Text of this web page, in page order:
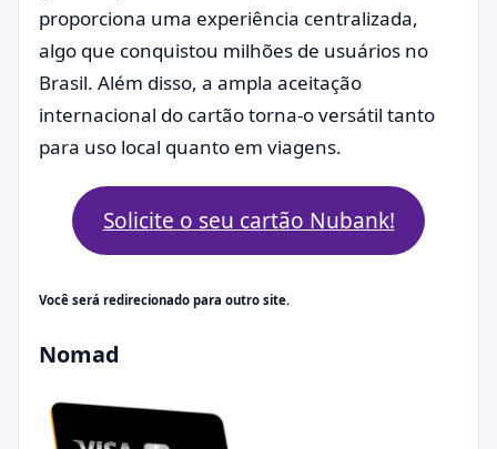
proporciona uma experiência centralizada,
algo que conquistou milhões de usuários no
Brasil. Além disso, a ampla aceitação
internacional do cartão torna-o versátil tanto
para uso local quanto em viagens.
Solicite o seu cartão Nubank!
Você será redirecionado para outro site.
Nomad